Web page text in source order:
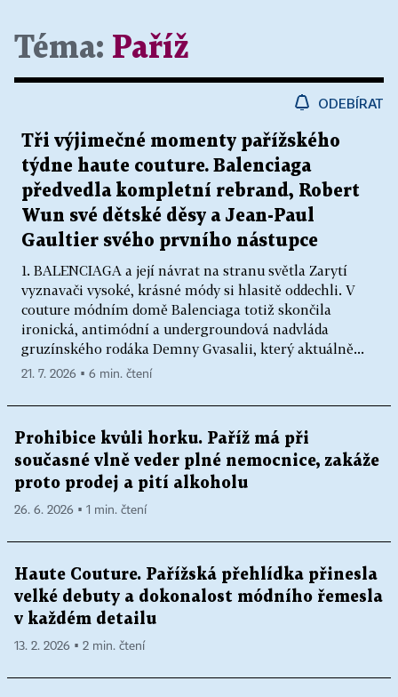
Téma: Paříž
ODEBÍRAT
Tři výjimečné momenty pařížského
týdne haute couture. Balenciaga
předvedla kompletní rebrand, Robert
Wun své dětské děsy a Jean-Paul
Gaultier svého prvního nástupce
1. BALENCIAGA a její návrat na stranu světla Zarytí
vyznavači vysoké, krásné módy si hlasitě oddechli. V
couture módním domě Balenciaga totiž skončila
ironická, antimódní a undergroundová nadvláda
gruzínského rodáka Demny Gvasalii, který aktuálně...
21. 7. 2026 ▪ 6 min. čtení
Prohibice kvůli horku. Paříž má při
současné vlně veder plné nemocnice, zakáže
proto prodej a pití alkoholu
26. 6. 2026 ▪ 1 min. čtení
Haute Couture. Pařížská přehlídka přinesla
velké debuty a dokonalost módního řemesla
v každém detailu
13. 2. 2026 ▪ 2 min. čtení